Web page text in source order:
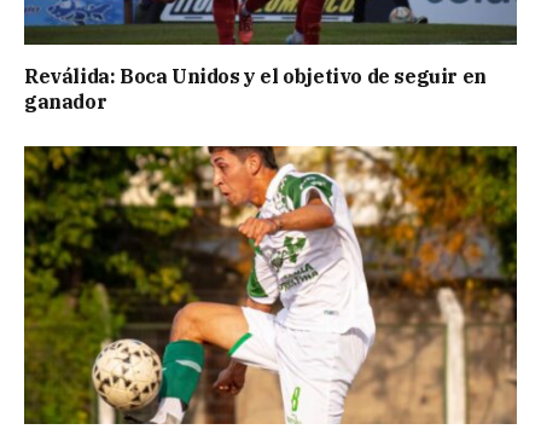
Reválida: Boca Unidos y el objetivo de seguir en
ganador